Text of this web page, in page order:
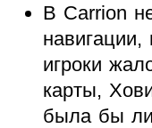
В Carrion
навигации,
игроки
карты,
была бы